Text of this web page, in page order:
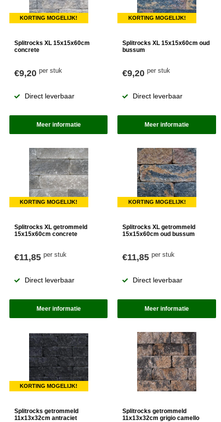
KORTING MOGELIJK!
Splitrocks XL 15x15x60cm
concrete
€9,20 per stuk
Direct leverbaar
Meer informatie
KORTING MOGELIJK!
Splitrocks XL 15x15x60cm oud
bussum
€9,20per stuk
Direct leverbaar
Meer informatie
KORTING MOGELIJK!
Splitrocks XL getrommeld
15x15x60cm concrete
€11,85 per stuk
Direct leverbaar
Meer informatie
KORTING MOGELIJK!
Splitrocks XL getrommeld
15x15x60cm oud bussum
€11,85per stuk
Direct leverbaar
Meer informatie
KORTING MOGELIJK!
Splitrocks getrommeld
11x13x32cm antraciet
Splitrocks getrommeld
11x13x32cm grigio camello